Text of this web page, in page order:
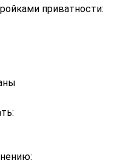
приватности: